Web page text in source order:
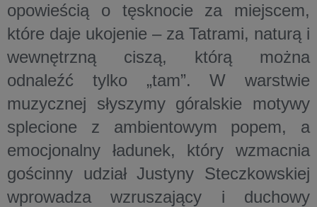
opowieścią o tęsknocie za miejscem,
które daje ukojenie – za Tatrami, naturą i
wewnętrzną ciszą, którą można
odnaleźć tylko „tam”. W warstwie
muzycznej słyszymy góralskie motywy
splecione z ambientowym popem, a
emocjonalny ładunek, który wzmacnia
gościnny udział Justyny Steczkowskiej
wprowadza wzruszający i duchowy